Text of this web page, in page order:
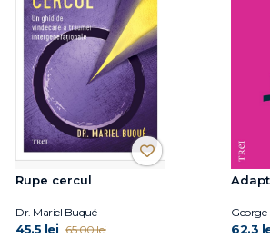
Rupe cercul
Dr. Mariel Buqué
45.5 lei 65.00 lei
George
62.3